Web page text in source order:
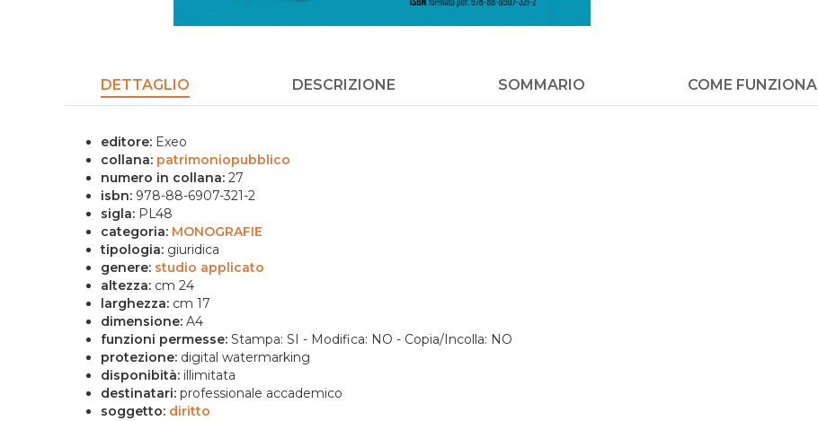
DETTAGLIO DESCRIZIONE SOMMARIO COME FUNZIONA
editore: Exeo
collana: patrimoniopubblico
numero in collana: 27
isbn: 978-88-6907-321-2
sigla: PL48
categoria: MONOGRAFIE
tipologia: giuridica
genere: studio applicato
altezza: cm 24
larghezza: cm 17
dimensione: A4
funzioni permesse: Stampa: SI - Modifica: NO - Copia/Incolla: NO
protezione: digital watermarking
disponibità: illimitata
destinatari: professionale accademico
soggetto: diritto